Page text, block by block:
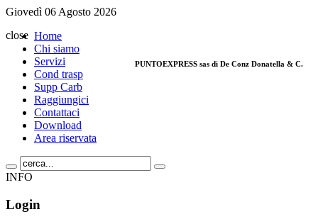
Giovedì 06 Agosto 2026
Home
Chi siamo
Servizi
Cond trasp
Supp Carb
Raggiungici
Contattaci
Download
Area riservata
close
PUNTOEXPRESS sas di De Conz Donatella & C.
INFO
Login